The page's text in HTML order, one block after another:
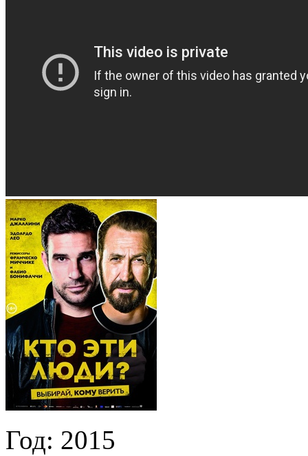
Год: 2015